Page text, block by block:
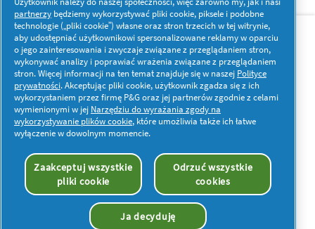
O nas Kontakt
Więcej inspiracji
Oświadczenie o dostępności
© 2026 Procter & Gamble. Wszelkie prawa
zastrzeżone. Korzystanie i dostęp do danych na tej
stronie podlega postanowieniom i warunkom
określonym w naszej umowie prawnej.
partnerzy będziemy wykorzystywać pliki cookie, piksele i podobne
technologie („pliki cookie”) własne oraz stron trzecich w tej witrynie,
aby udostępniać użytkownikowi spersonalizowane reklamy w oparciu
o jego zainteresowania i zwyczaje związane z przeglądaniem stron,
wykonywać analizy i poprawiać wrażenia związane z przeglądaniem
stron. Więcej informacji na ten temat znajduje się w naszej Polityce
prywatności. Akceptując pliki cookie, użytkownik zgadza się z ich
wykorzystaniem przez firmę P&G oraz jej partnerów zgodnie z celami
wymienionymi w jej Narzędziu do wyrażania zgody na
wykorzystywanie plików cookie, które umożliwia także ich łatwe
wyłączenie w dowolnym momencie.
Zaakceptuj wszystkie
pliki cookie
Odrzuć wszystkie
cookies
Ja decyduję